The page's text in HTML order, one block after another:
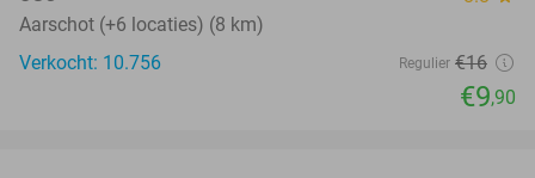
Aarschot (+6 locaties) (8 km)
Verkocht: 10.756
Regulier €16
€9,90